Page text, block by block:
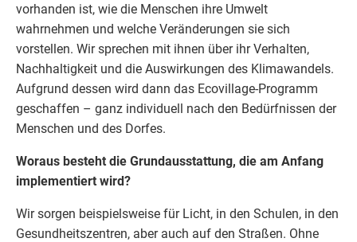
vorhanden ist, wie die Menschen ihre Umwelt
wahrnehmen und welche Veränderungen sie sich
vorstellen. Wir sprechen mit ihnen über ihr Verhalten,
Nachhaltigkeit und die Auswirkungen des Klimawandels.
Aufgrund dessen wird dann das Ecovillage-Programm
geschaffen – ganz individuell nach den Bedürfnissen der
Menschen und des Dorfes.
Woraus besteht die Grundausstattung, die am Anfang
implementiert wird?
Wir sorgen beispielsweise für Licht, in den Schulen, in den
Gesundheitszentren, aber auch auf den Straßen. Ohne